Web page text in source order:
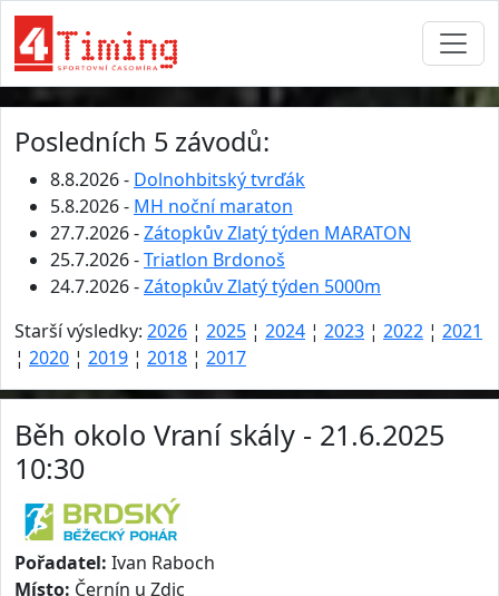
Posledních 5 závodů:
8.8.2026 - Dolnohbitský tvrďák
5.8.2026 - MH noční maraton
27.7.2026 -Zátopkův Zlatý týden MARATON
25.7.2026 -Triatlon Brdonoš
24.7.2026 -Zátopkův Zlatý týden 5000m
Starší výsledky: 2026 ¦ 2025 ¦ 2024 ¦ 2023 ¦ 2022 ¦ 2021
¦ 2020 ¦ 2019 ¦ 2018 ¦ 2017
Běh okolo Vraní skály - 21.6.2025
10:30
Pořadatel: Ivan Raboch
Místo: Černín u Zdic